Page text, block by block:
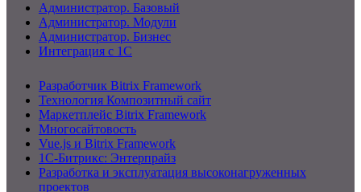
Администратор. Базовый
Администратор. Модули
Администратор. Бизнес
Интеграция с 1С
Разработчик Bitrix Framework
Технология Композитный сайт
Маркетплейс Bitrix Framework
Многосайтовость
Vue.js и Bitrix Framework
1С-Битрикс: Энтерпрайз
Разработка и эксплуатация высоконагруженных
проектов